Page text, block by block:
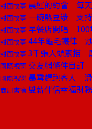
封面故事 晨運的約會 每
封面故事 一碗熱豆漿 支
封面故事 早餐店開唱 100
封面故事 44年龜毛鐵律
封面故事 3千張人頭素描
國際視窗 交友網條件自訂
國際視窗 暴雪趕跑客人
商周書摘 雙薪伴侶幸福財